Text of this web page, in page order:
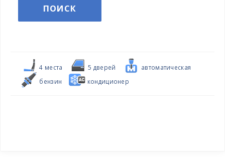
ПОИСК
4 местa 5 дверей
автоматическая
бензин
кондиционер